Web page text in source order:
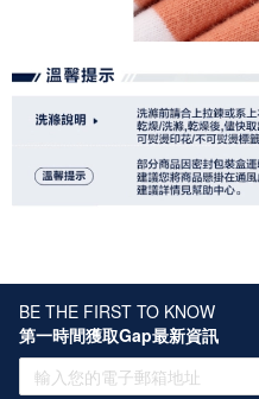
BE THE FIRST TO KNOW
第一時間獲取Gap最新資訊